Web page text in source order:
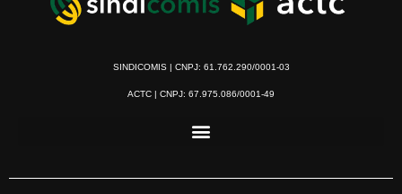
SINDICOMIS | CNPJ: 61.762.290/0001-03
ACTC | CNPJ: 67.975.086/0001-49